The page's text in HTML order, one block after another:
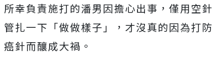
所幸負責施打的潘男因擔心出事，僅用空針
管扎一下「做做樣子」，才沒真的因為打防
癌針而釀成大禍。